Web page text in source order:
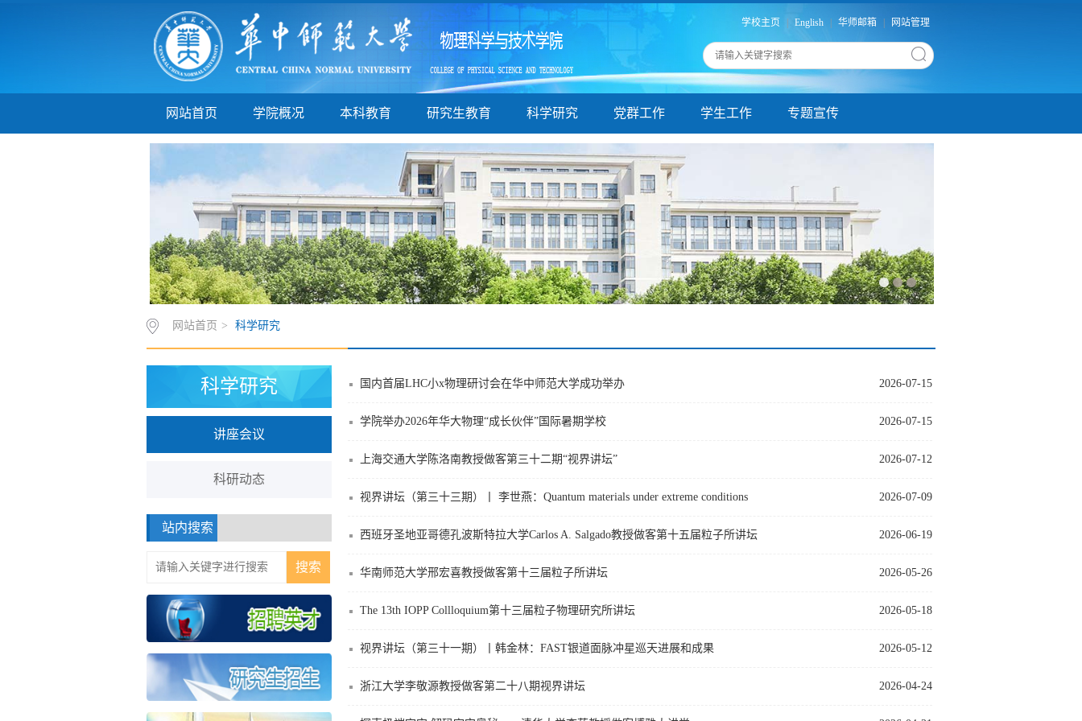
学校主页 English 华师邮箱 网站管理
网站首页 学院概况 本科教育 研究生教育 科学研究 党群工作 学生工作 专题宣传
网站首页 > 科学研究
科学研究
讲座会议
科研动态
站内搜索
2026-07-15
国内首届LHC小x物理研讨会在华中师范大学成功举办
2026-07-15
学院举办2026年华大物理“成长伙伴”国际暑期学校
2026-07-12
上海交通大学陈洛南教授做客第三十二期“视界讲坛”
2026-07-09
视界讲坛（第三十三期）丨 李世燕：Quantum materials under extreme conditions
2026-06-19
西班牙圣地亚哥德孔波斯特拉大学Carlos A. Salgado教授做客第十五届粒子所讲坛
2026-05-26
华南师范大学邢宏喜教授做客第十三届粒子所讲坛
2026-05-18
The 13th IOPP Collloquium第十三届粒子物理研究所讲坛
2026-05-12
视界讲坛（第三十一期）丨韩金林：FAST银道面脉冲星巡天进展和成果
2026-04-24
浙江大学李敬源教授做客第二十八期视界讲坛